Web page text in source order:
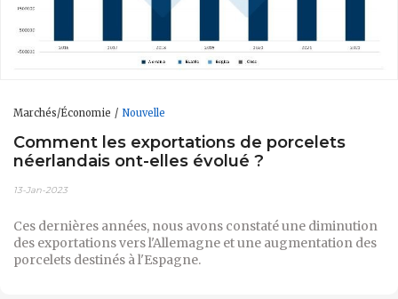
Marchés/Économie Nouvelle
Comment les exportations de porcelets
néerlandais ont-elles évolué ?
13-Jan-2023
Ces dernières années, nous avons constaté une diminution
des exportations vers l'Allemagne et une augmentation des
porcelets destinés à l'Espagne.